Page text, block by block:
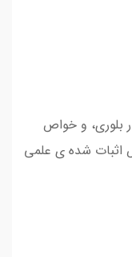
بلوری، و خواص
اثبات شده ی علمی